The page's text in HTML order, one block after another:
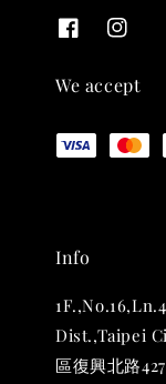
NT$ 880
We accept
Info
Dist.,Taipei
區復興北路